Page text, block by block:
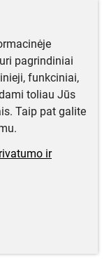
pagrindiniai
funkciniai,
toliau Jūs
Taip pat galite
ir